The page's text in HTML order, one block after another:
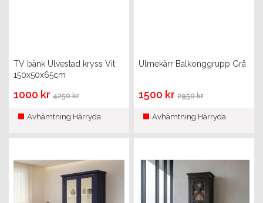
TV bänk Ulvestad kryss Vit
150x50x65cm
1000 kr4250 kr
Avhämtning Härryda
Ulmekärr Balkonggrupp Grå
1500 kr2950 kr
Avhämtning Härryda